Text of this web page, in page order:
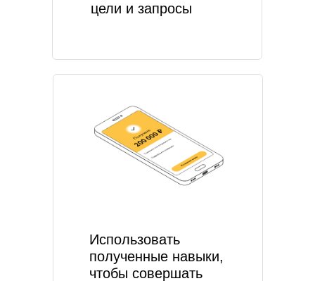
Использовать
полученные навыки,
чтобы совершать
цели и запросы